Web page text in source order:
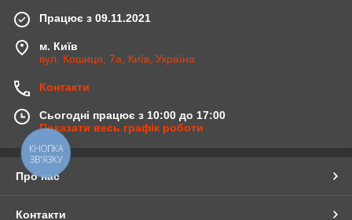
Працює з 09.11.2021
м. Київ
вул. Кошиця, 7а, Київ, Україна
Контакти
Сьогодні працює з 10:00 до 17:00
Показати весь графік роботи
Про нас
Контакти
КНОПКА
ЗВ'ЯЗКУ